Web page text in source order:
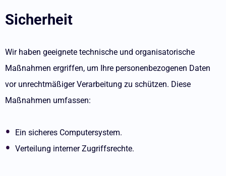
Sicherheit
Wir haben geeignete technische und organisatorische
Maßnahmen ergriffen, um Ihre personenbezogenen Daten
vor unrechtmäßiger Verarbeitung zu schützen. Diese
Maßnahmen umfassen:
Ein sicheres Computersystem.
Verteilung interner Zugriffsrechte.